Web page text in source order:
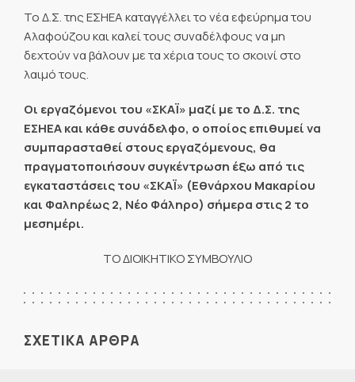
Το Δ.Σ. της ΕΣΗΕΑ καταγγέλλει το νέα εφεύρημα του
Αλαφούζου και καλεί τους συναδέλφους να μη
δεχτούν να βάλουν με τα χέρια τους το σκοινί στο
λαιμό τους.
Οι εργαζόμενοι του «ΣΚΑΪ» μαζί με το Δ.Σ. της
ΕΣΗΕΑ και κάθε συνάδελφο, ο οποίος επιθυμεί να
συμπαρασταθεί στους εργαζόμενους, θα
πραγματοποιήσουν συγκέντρωση έξω από τις
εγκαταστάσεις του «ΣΚΑΪ» (Εθνάρχου Μακαρίου
και Φαληρέως 2, Νέο Φάληρο) σήμερα στις 2 το
μεσημέρι.
ΤΟ ΔΙΟΙΚΗΤΙΚΟ ΣΥΜΒΟΥΛΙΟ
ΣΧΕΤΙΚΑ ΑΡΘΡΑ